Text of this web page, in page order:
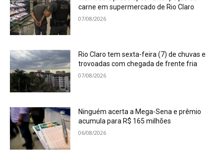
carne em supermercado de Rio Claro
07/08/2026
Rio Claro tem sexta-feira (7) de chuvas e
trovoadas com chegada de frente fria
07/08/2026
Ninguém acerta a Mega-Sena e prêmio
acumula para R$ 165 milhões
06/08/2026